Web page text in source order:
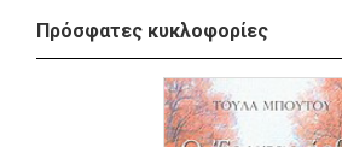
Πρόσφατες κυκλοφορίες